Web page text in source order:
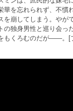
華を忘れられず、不慣
を崩してしまう。やが
の独身男性と巡り会っ
もくろむのだが――。[